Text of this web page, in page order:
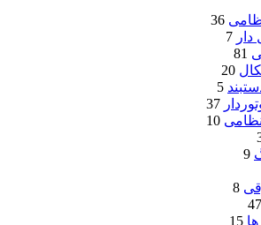
36
7
81
20
5
37
10
9
8
47
15